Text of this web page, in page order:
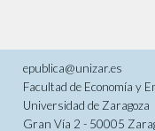
epublica@unizar.es
Facultad de Economía y
Universidad de Zaragoza
Gran Vía 2 - 50005